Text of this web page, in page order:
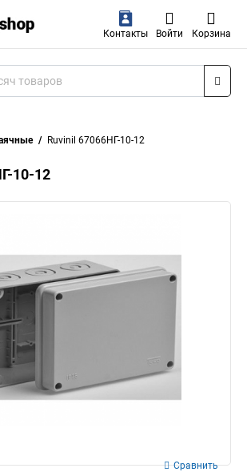
Контакты Войти Корзина
Ruvinil 67066НГ-10-12
10-12
Сравнить